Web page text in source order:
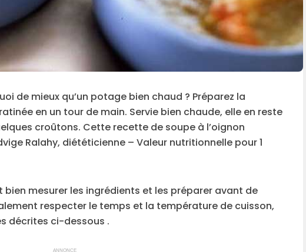
de mieux qu’un potage bien chaud ? Préparez la
en un tour de main. Servie bien chaude, elle en reste
croûtons. Cette recette de soupe à l’oignon
Ralahy, diététicienne – Valeur nutritionnelle pour 1
bien mesurer les ingrédients et les préparer avant de
respecter le temps et la température de cuisson,
décrites ci-dessous .
ANNONCE